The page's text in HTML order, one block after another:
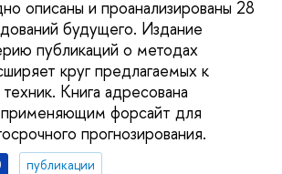
описаны и проанализированы 28
будущего. Издание
публикаций о методах
круг предлагаемых к
Книга адресована
форсайт для
прогнозирования.
публикации